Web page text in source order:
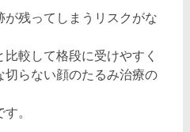
が残ってしまうリスクがな
較して格段に受けやすく
切らない顔のたるみ治療の
。